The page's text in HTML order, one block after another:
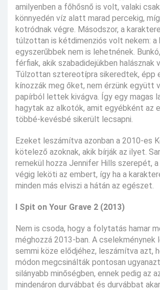
amilyenben a főhősnő is volt, valaki
könnyedén víz alatt marad percekig,
kotródnak végre. Másodszor, a
túlzottan is kétdimenziós volt nekem: a
egyszerűbbek nem is lehetnének.
férfiak, akik szabadidejükben halásznak
Túlzottan sztereotípra sikeredtek, épp
kínozzák meg őket, nem érzünk együtt
papírból lettek kivágva. Így egy magas
hagytak az alkotók, amit egyébként az
többé-kevésbé sikerült lecsapni.
Ezeket leszámítva azonban a 2010-es
kötelező azoknak, akik bírják az ilyet.
remekül hozza Jennifer Hills szerepét,
végig leköti az embert, így ha a
minden más elviszi a hátán az egészet.
I Spit on Your Grave 2 (2013)
Nem is csoda, hogy a folytatás hamar
méghozzá 2013-ban. A cselekménynek
semmi köze elődjéhez, leszámítva azt,
módon megcsinálták pontosan
silányabb minőségben, ennek pedig az
mindenáron durvábbat és durvábbat